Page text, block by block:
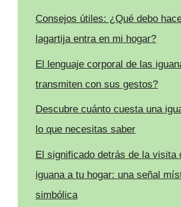
Consejos útiles: ¿Qué debo
lagartija entra en mi hogar?
El lenguaje corporal de las
transmiten con sus gestos?
Descubre cuánto cuesta una
lo que necesitas saber
El significado detrás de la visita
iguana a tu hogar: una señal
simbólica